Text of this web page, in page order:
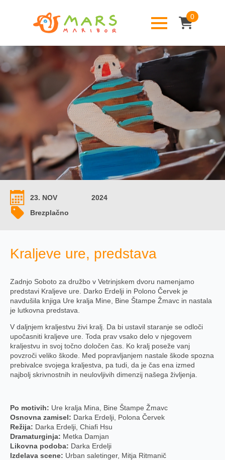
0
23. NOV
2024
Brezplačno
Kraljeve ure, predstava
Zadnjo Soboto za družbo v Vetrinjskem dvoru namenjamo
predstavi Kraljeve ure. Darko Erdelji in Polono Červek je
navdušila knjiga Ure kralja Mine, Bine Štampe Žmavc in nastala
je lutkovna predstava.
V daljnjem kraljestvu živi kralj. Da bi ustavil staranje se odloči
upočasniti kraljeve ure. Toda prav vsako delo v njegovem
kraljestvu in svoj točno določen čas. Ko kralj poseže vanj
povzroči veliko škode. Med popravljanjem nastale škode spozna
prebivalce svojega kraljestva, pa tudi, da je čas ena izmed
najbolj skrivnostnih in neulovljivih dimenzij našega življenja.
Po motivih: Ure kralja Mina, Bine Štampe Žmavc
Osnovna zamisel: Darka Erdelji, Polona Červek
Režija: Darka Erdelji, Chiafi Hsu
Dramaturginja: Metka Damjan
Likovna podoba: Darka Erdelji
Izdelava scene: Urban saletinger, Mitja Ritmanič